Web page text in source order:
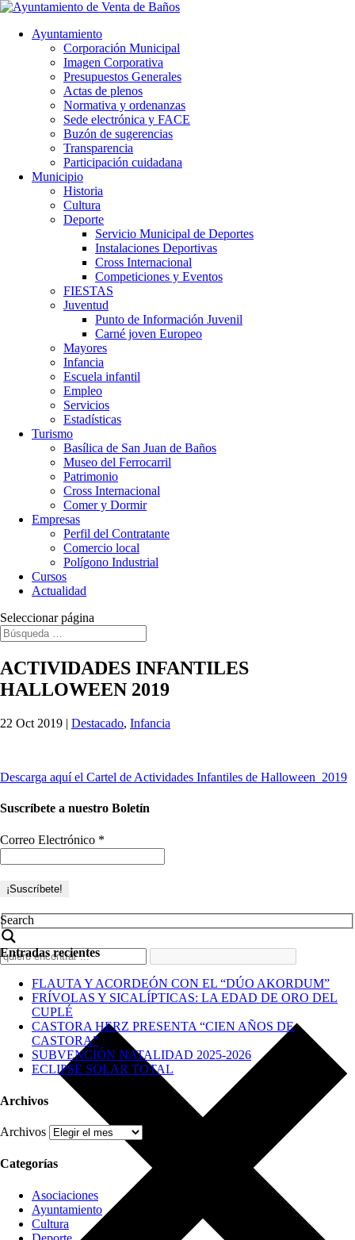
Ayuntamiento
Corporación Municipal
Imagen Corporativa
Presupuestos Generales
Actas de plenos
Normativa y ordenanzas
Sede electrónica y FACE
Buzón de sugerencias
Transparencia
Participación cuidadana
Municipio
Historia
Cultura
Deporte
Servicio Municipal de Deportes
Instalaciones Deportivas
Cross Internacional
Competiciones y Eventos
FIESTAS
Juventud
Punto de Información Juvenil
Carné joven Europeo
Mayores
Infancia
Escuela infantil
Empleo
Servicios
Estadísticas
Turismo
Basílica de San Juan de Baños
Museo del Ferrocarril
Patrimonio
Cross Internacional
Comer y Dormir
Empresas
Perfil del Contratante
Comercio local
Polígono Industrial
Cursos
Actualidad
Seleccionar página
ACTIVIDADES INFANTILES
HALLOWEEN 2019
22 Oct 2019 | Destacado, Infancia
Descarga aquí el Cartel de Actividades Infantiles de Halloween 2019
Suscríbete a nuestro Boletín
Correo Electrónico *
Search
Entradas recientes
FLAUTA Y ACORDEÓN CON EL “DÚO AKORDUM”
FRÍVOLAS Y SICALÍPTICAS: LA EDAD DE ORO DEL
CUPLÉ
CASTORA HERZ PRESENTA “CIEN AÑOS DE
CASTORA”
SUBVENCIÓN NATALIDAD 2025-2026
ECLIPSE SOLAR TOTAL
Archivos
Archivos
Categorías
Asociaciones
Ayuntamiento
Cultura